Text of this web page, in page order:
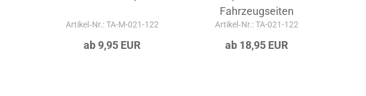
Artikel‑Nr.: TA-M-021-122
ab 9,95 EUR
Fahrzeugseiten
Artikel‑Nr.: TA-021-122
ab 18,95 EUR